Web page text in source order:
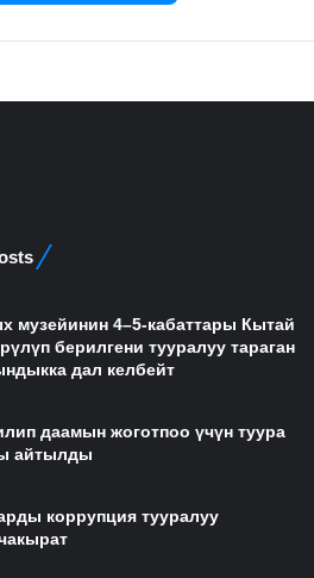
музейинин 4–5-кабаттары Кытай
берилгени тууралуу тараган
дал келбейт
даамын жоготпоо үчүн туура
айтылды
коррупция тууралуу